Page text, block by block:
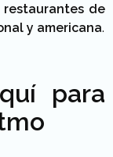
restaurantes de
y americana.
para